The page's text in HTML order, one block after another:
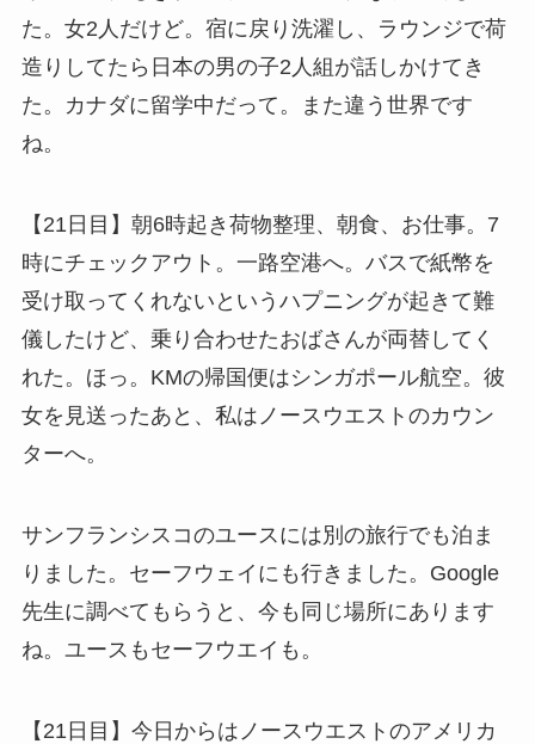
た。女2人だけど。宿に戻り洗濯し、ラウンジで荷
造りしてたら日本の男の子2人組が話しかけてき
た。カナダに留学中だって。また違う世界です
ね。
【21日目】朝6時起き荷物整理、朝食、お仕事。7
時にチェックアウト。一路空港へ。バスで紙幣を
受け取ってくれないというハプニングが起きて難
儀したけど、乗り合わせたおばさんが両替してく
れた。ほっ。KMの帰国便はシンガポール航空。彼
女を見送ったあと、私はノースウエストのカウン
ターへ。
サンフランシスコのユースには別の旅行でも泊ま
りました。セーフウェイにも行きました。Google
先生に調べてもらうと、今も同じ場所にあります
ね。ユースもセーフウエイも。
【21日目】今日からはノースウエストのアメリカ